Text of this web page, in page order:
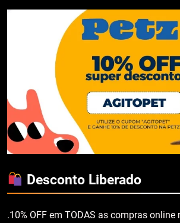
Desconto Liberado
.10% OFF em TODAS as compras online